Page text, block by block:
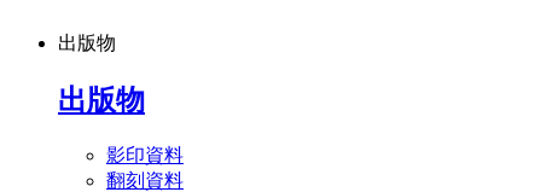
出版物
出版物
影印資料
翻刻資料